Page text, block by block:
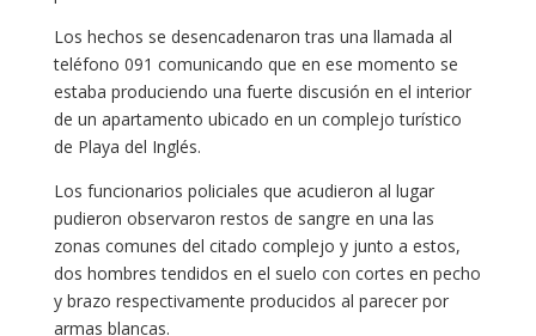
Los hechos se desencadenaron tras una llamada al
teléfono 091 comunicando que en ese momento se
estaba produciendo una fuerte discusión en el interior
de un apartamento ubicado en un complejo turístico
de Playa del Inglés.
Los funcionarios policiales que acudieron al lugar
pudieron observaron restos de sangre en una las
zonas comunes del citado complejo y junto a estos,
dos hombres tendidos en el suelo con cortes en pecho
y brazo respectivamente producidos al parecer por
armas blancas.